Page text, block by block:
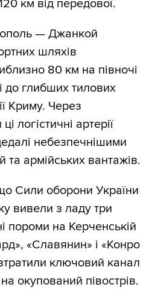
км від передової.
— Джанкой
шляхів
80 км на півночі
до глибших тилових
Криму. Через
логістичні артерії
небезпечнішими
армійських вантажів.
Сили оборони України
вивели з ладу три
пороми на Керченській
«Славянин» і «Конро
ключовий канал
окупований півострів.